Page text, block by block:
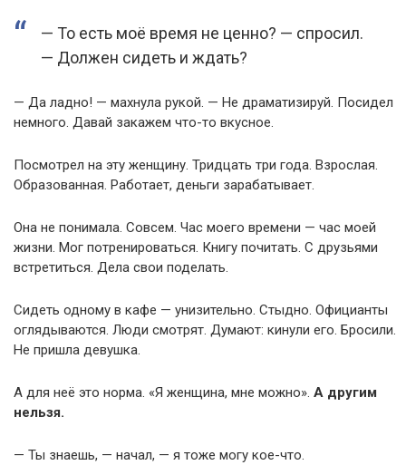
— То есть моё время не ценно? — спросил.
— Должен сидеть и ждать?
— Да ладно! — махнула рукой. — Не драматизируй. Посидел
немного. Давай закажем что-то вкусное.
Посмотрел на эту женщину. Тридцать три года. Взрослая.
Образованная. Работает, деньги зарабатывает.
Она не понимала. Совсем. Час моего времени — час моей
жизни. Мог потренироваться. Книгу почитать. С друзьями
встретиться. Дела свои поделать.
Сидеть одному в кафе — унизительно. Стыдно. Официанты
оглядываются. Люди смотрят. Думают: кинули его. Бросили.
Не пришла девушка.
А для неё это норма. «Я женщина, мне можно». А другим
нельзя.
— Ты знаешь, — начал, — я тоже могу кое-что.